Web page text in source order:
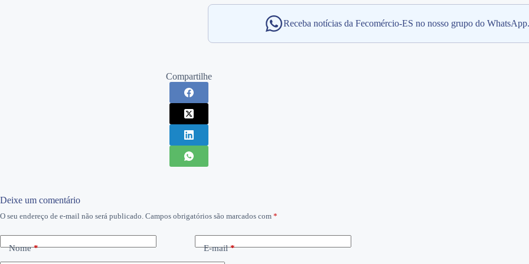
Receba notícias da Fecomércio-ES no nosso grupo do WhatsApp.
Compartilhe
Deixe um comentário
O seu endereço de e-mail não será publicado. Campos obrigatórios são marcados com *
Nome* E-mail*